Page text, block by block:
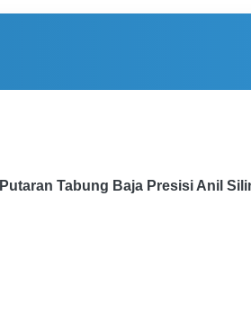
Tabung Baja Presisi Anil